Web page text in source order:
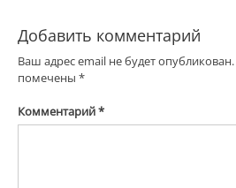
Добавить комментарий
Ваш адрес email не будет опубликован.
помечены *
Комментарий*